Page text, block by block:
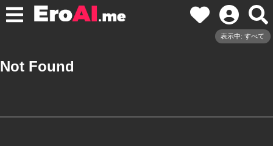
表示中: すべて
Not Found